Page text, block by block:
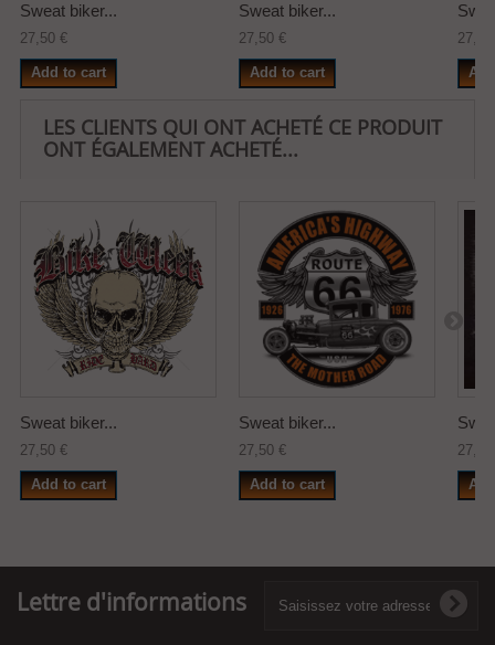
Sweat biker...
27,50 €
Add to cart
Sweat biker...
27,50 €
Add to cart
LES CLIENTS QUI ONT ACHETÉ CE PRODUIT
ONT ÉGALEMENT ACHETÉ...
Sweat biker...
27,50 €
Add to cart
Sweat biker...
27,50 €
Add to cart
Lettre d'informations